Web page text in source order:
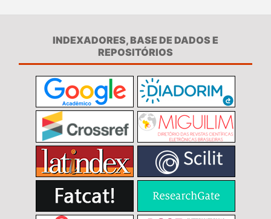
INDEXADORES, BASE DE DADOS E
REPOSITÓRIOS